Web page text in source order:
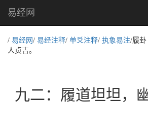
易经网
/ 易经网 / 易经注释/ 单爻注释/ 执象易注/履卦
人贞吉。
九二：履道坦坦，